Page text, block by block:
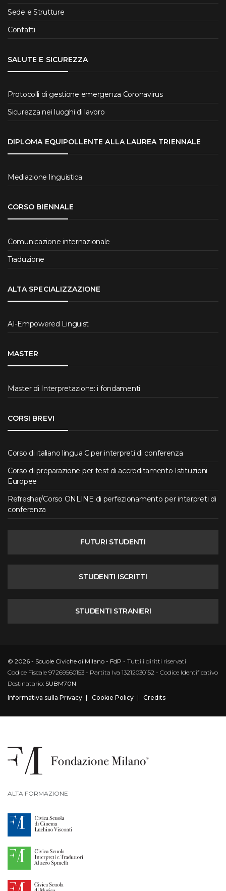
Sede e Strutture
Contatti
SALUTE E SICUREZZA
Protocolli di gestione emergenza Coronavirus
Sicurezza nei luoghi di lavoro
DIPLOMA EQUIPOLLENTE ALLA LAUREA TRIENNALE
Mediazione linguistica
CORSO BIENNALE
Comunicazione internazionale
Traduzione
ALTA SPECIALIZZAZIONE
AI-Empowered Linguist
MASTER
Master di Interpretazione: i fondamenti
CORSI BREVI
Corso di italiano lingua C per interpreti di conferenza
Corso di preparazione per test di accreditamento Istituzioni
Europee
Refresher/Corso ONLINE di perfezionamento per interpreti di
conferenza
FUTURI STUDENTI
STUDENTI ISCRITTI
STUDENTI STRANIERI
© 2026 - Scuole Civiche di Milano - FdP - Tutti i diritti riservati
Codice Fiscale 97269560153 - Partita Iva 13212030152 - Codice Identificativo
Destinatario: SUBM70N
Informativa sulla Privacy
Cookie Policy Credits
ALTA FORMAZIONE